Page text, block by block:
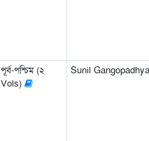
পূর্ব-পশ্চিম (২
Vols)
Sunil